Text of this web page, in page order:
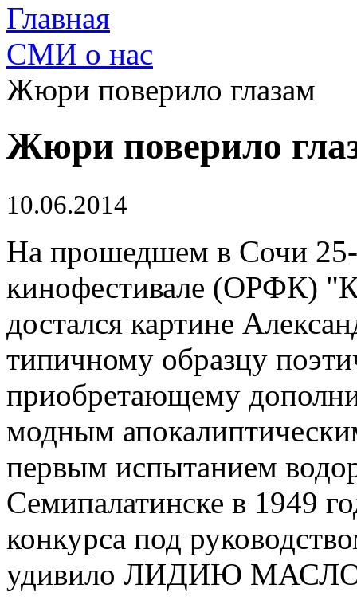
Главная
СМИ о нас
Жюри поверило глазам
Жюри поверило
10.06.2014
На прошедшем в Сочи
кинофестивале (ОРФК)
достался картине
типичному образцу
приобретающему
модным
первым испытанием
Семипалатинске в 1949
конкурса под
удивило ЛИДИЮ